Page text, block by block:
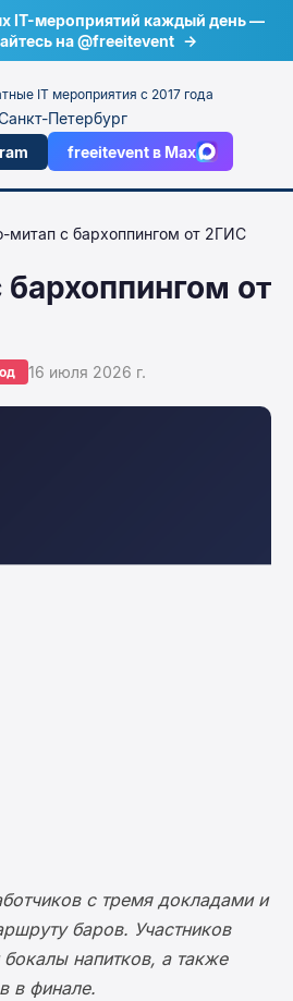
IT-мероприятий каждый день —
на @freeitevent →
IT мероприятия с 2017 года
Петербург
freeitevent в Max
митап с бархоппингом от 2ГИС
от
16 июля 2026 г.
с тремя докладами и
баров. Участников
напитков, а также
в финале.